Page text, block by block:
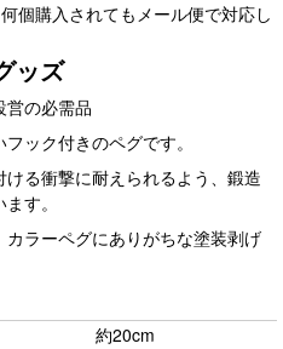
個購入されてもメール便で対応し
ッズ
営の必需品
ック付きのペグです。
る衝撃に耐えられるよう、鍛造
す。
ラーペグにありがちな塗装剥げ
約20cm